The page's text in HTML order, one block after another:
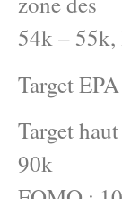
54k – 55k,
Target
Target
90k